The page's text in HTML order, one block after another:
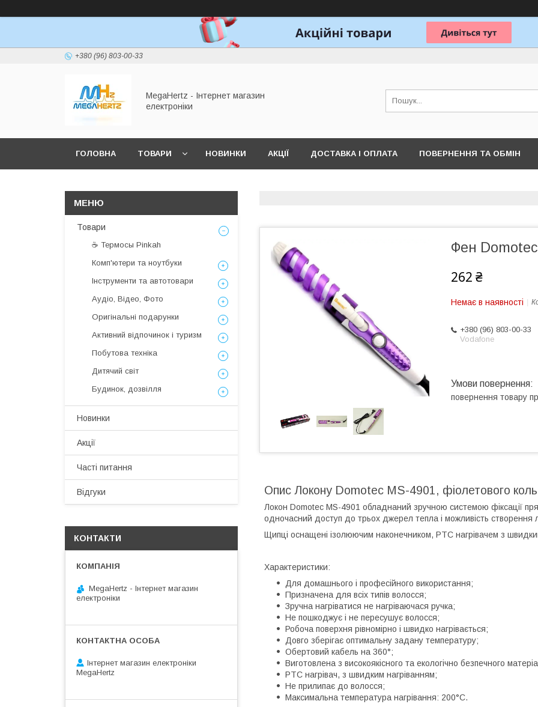
+380 (96) 803-00-33
MegaHertz - Інтернет магазин
електроніки
ГОЛОВНА ТОВАРИ НОВИНКИ АКЦІЇ ДОСТАВКА І ОПЛАТА ПОВЕРНЕННЯ ТА ОБМІН
Фен
262 ₴
Немає в наявності
+380 (96) 803-00-33
Vodafone
повернення товару
Опис Локону Domotec MS-4901, фіолетового
Локон Domotec MS-4901 обладнаний зручною системою фіксації
одночасний доступ до трьох джерел тепла і можливість створення
Щипці оснащені ізолюючим наконечником, PTC нагрівачем з
Характеристики:
Для домашнього і професійного використання;
Призначена для всіх типів волосся;
Зручна нагріватися не нагріваючася ручка;
Не пошкоджує і не пересушує волосся;
Робоча поверхня рівномірно і швидко нагрівається;
Довго зберігає оптимальну задану температуру;
Обертовий кабель на 360°;
Виготовлена з високоякісного та екологічно безпечного
PTC нагрівач, з швидким нагріванням;
Не прилипає до волосся;
Максимальна температура нагрівання: 200°С.
Товари
☕ Термосы Pinkah
Комп'ютери та ноутбуки
Інструменти та автотовари
Аудіо, Відео, Фото
Оригінальні подарунки
Активний відпочинок і туризм
Побутова техніка
Дитячий світ
Будинок, дозвілля
Новинки
Акції
Часті питання
Відгуки
КОНТАКТИ
MegaHertz - Інтернет магазин
електроніки
Інтернет магазин електроніки
MegaHertz